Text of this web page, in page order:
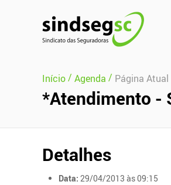
Início/ Agenda / Página Atual
*Atendimento -
Detalhes
Data: 29/04/2013 às 09:15